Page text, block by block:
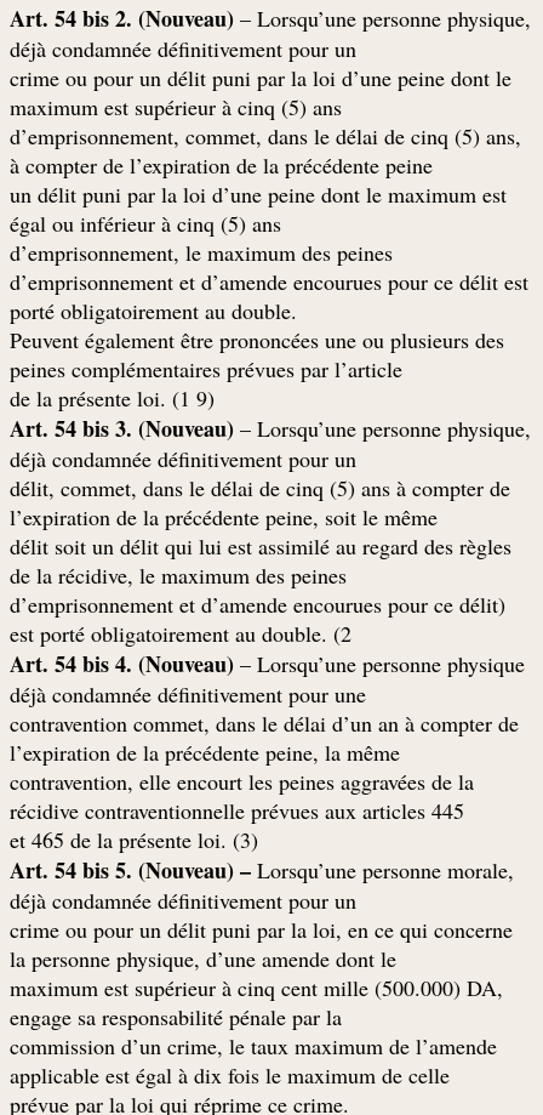
Art. 54 bis 2. (Nouveau) – Lorsqu’une personne physique,
déjà condamnée définitivement pour un
crime ou pour un délit puni par la loi d’une peine dont le
maximum est supérieur à cinq (5) ans
,d’emprisonnement, commet, dans le délai de cinq (5) ans
à compter de l’expiration de la précédente peine
un délit puni par la loi d’une peine dont le maximum est
égal ou inférieur à cinq (5) ans
d’emprisonnement, le maximum des peines
d’emprisonnement et d’amende encourues pour ce délit est
.porté obligatoirement au double
Peuvent également être prononcées une ou plusieurs des
peines complémentaires prévues par l’article
(9 de la présente loi. (1
Art. 54 bis 3. (Nouveau) – Lorsqu’une personne physique,
déjà condamnée définitivement pour un
délit, commet, dans le délai de cinq (5) ans à compter de
l’expiration de la précédente peine, soit le même
délit soit un délit qui lui est assimilé au regard des règles
de la récidive, le maximum des peines
(d’emprisonnement et d’amende encourues pour ce délit
est porté obligatoirement au double. (2
Art. 54 bis 4. (Nouveau) – Lorsqu’une personne physique
déjà condamnée définitivement pour une
contravention commet, dans le délai d’un an à compter de
l’expiration de la précédente peine, la même
contravention, elle encourt les peines aggravées de la
récidive contraventionnelle prévues aux articles 445
(et 465 de la présente loi. (3
Art. 54 bis 5. (Nouveau) – Lorsqu’une personne morale,
déjà condamnée définitivement pour un
crime ou pour un délit puni par la loi, en ce qui concerne
la personne physique, d’une amende dont le
maximum est supérieur à cinq cent mille (500.000) DA,
engage sa responsabilité pénale par la
commission d’un crime, le taux maximum de l’amende
applicable est égal à dix fois le maximum de celle
.prévue par la loi qui réprime ce crime